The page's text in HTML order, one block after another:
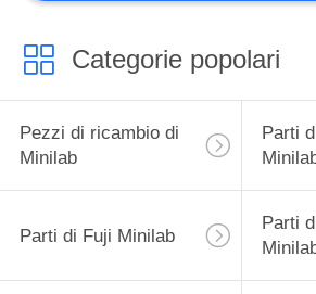
Categorie popolari
Pezzi di ricambio di
Minilab
Parti
Parti di Fuji Minilab
Parti